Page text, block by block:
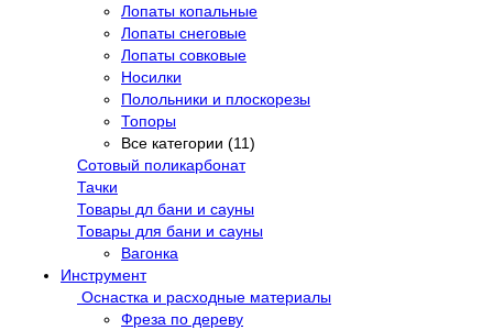
Лопаты копальные
Лопаты снеговые
Лопаты совковые
Носилки
Полольники и плоскорезы
Топоры
Все категории (11)
Сотовый поликарбонат
Тачки
Товары дл бани и сауны
Товары для бани и сауны
Вагонка
Инструмент
Оснастка и расходные материалы
Фреза по дереву